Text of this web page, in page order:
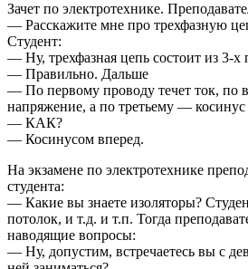
Зачет по электротехнике.
— Расскажите мне про трехфазную
Студент:
— Ну, трехфазная цепь состоит из 3-х
— Правильно. Дальше
— По первому проводу течет ток, по
напряжение, а по третьему —
— КАК?
— Косинусом вперед.
На экзамене по электротехнике
студента:
— Какие вы знаете изоляторы?
потолок, и т.д. и т.п. Тогда
наводящие вопросы:
— Ну, допустим, встречаетесь вы с